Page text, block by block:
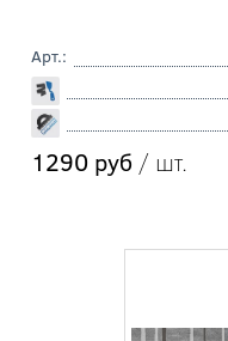
Арт.:
1290 руб / шт.